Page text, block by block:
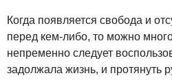
Когда появляется свобода и
перед кем-либо, то можно
непременно следует
задолжала жизнь, и протянуть